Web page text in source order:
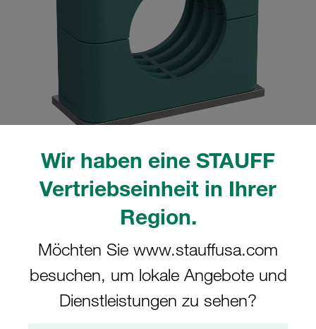
Wir haben eine STAUFF
Vertriebseinheit in Ihrer
Region.
Möchten Sie www.stauffusa.com
besuchen, um lokale Angebote und
Dienstleistungen zu sehen?
tatsächlichen Produkt abweichen.
Komplettschelle Standard-Baureihe Gr.
1a Ø9,5mm Polypropylen W10 gerippt,
mit Vorspannung Anschweißpl., kurz
IS-Schraube